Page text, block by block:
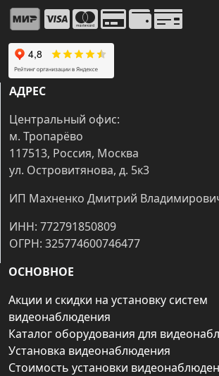
АДРЕС
Центральный офис:
м. Тропарёво
117513, Россия, Москва
ул. Островитянова, д. 5к3
ИП Махненко Дмитрий
ИНН: 772791850809
ОГРН: 325774600746477
ОСНОВНОЕ
Акции и скидки на установку систем
видеонаблюдения
Каталог оборудования для
Установка видеонаблюдения
Стоимость установки